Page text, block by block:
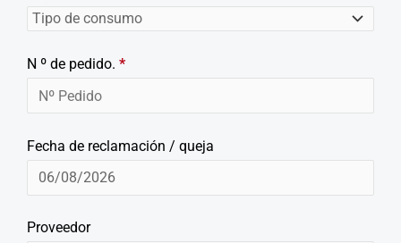
N º de pedido. *
Fecha de reclamación / queja
Proveedor